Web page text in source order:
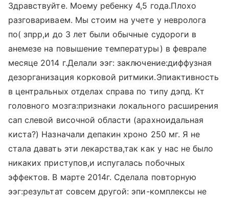
Здравствуйте. Моему ребенку 4,5 года.Плохо
разговариваем. Мы стоим на учете у невролога
по( зпрр,и до 3 лет были обычные судороги в
анемезе на повышение температуры) в феврале
месяце 2014 г.Делали ээг: заключение:диффузная
дезорганизация корковой ритмики.Эпиактивность
в центральных отделах справа по типу дэпд. Кт
головного мозга:признаки локального расширения
сап слевой височной области (арахноидальная
киста?) Назначали депакин хроно 250 мг. Я не
стала давать эти лекарства,так как у нас не было
никаких приступов,и испугалась побочных
эффектов. В марте 2014г. Сделала повторную
ээг:результат совсем другой: эпи-комплексы не